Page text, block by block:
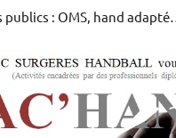
publics : OMS, hand adapté…